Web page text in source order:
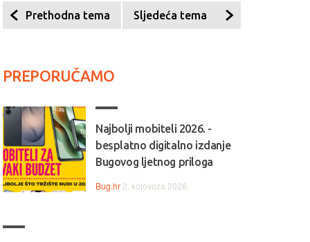
Prethodna tema Sljedeća tema
PREPORUČAMO
Najbolji mobiteli 2026. -
besplatno digitalno izdanje
Bugovog ljetnog priloga
Bug.hr 2. kolovoza 2026.